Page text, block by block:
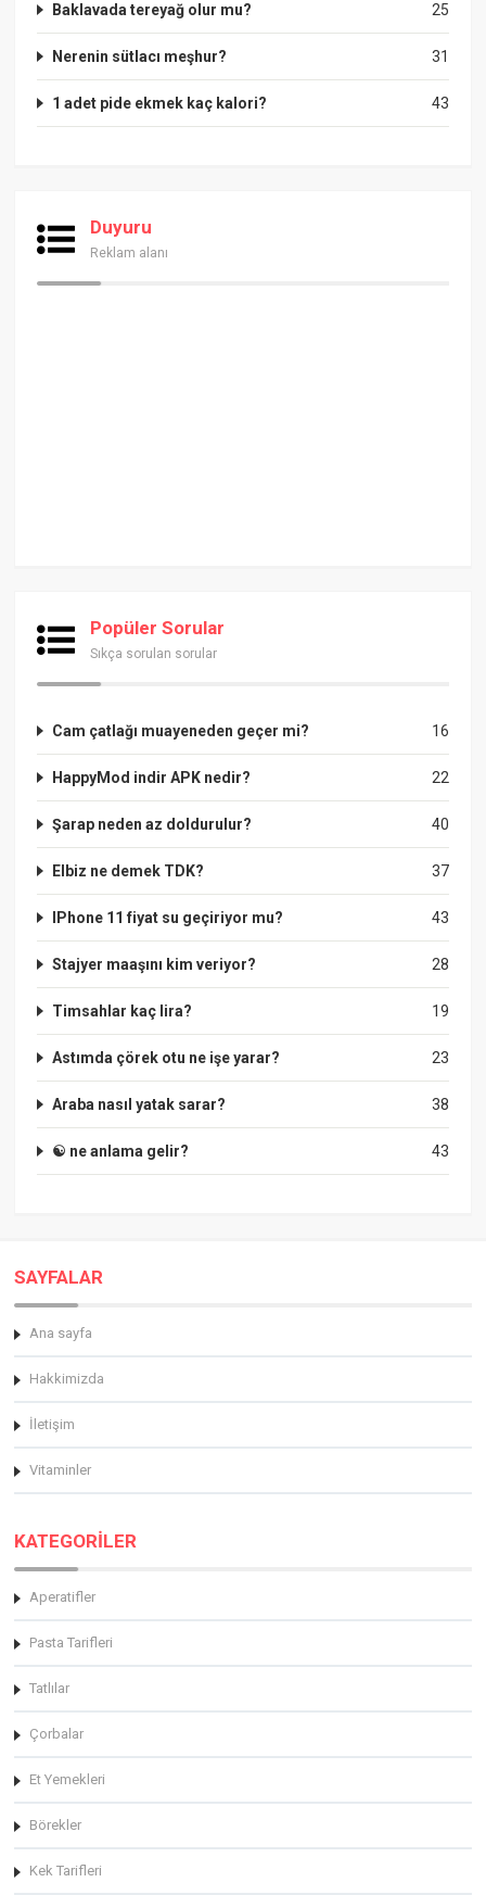
25
Baklavada tereyağ olur mu?
31
Nerenin sütlacı meşhur?
43
1 adet pide ekmek kaç kalori?
Duyuru
Reklam alanı
Popüler Sorular
Sıkça sorulan sorular
16
Cam çatlağı muayeneden geçer mi?
22
HappyMod indir APK nedir?
40
Şarap neden az doldurulur?
37
Elbiz ne demek TDK?
43
IPhone 11 fiyat su geçiriyor mu?
28
Stajyer maaşını kim veriyor?
19
Timsahlar kaç lira?
23
Astımda çörek otu ne işe yarar?
38
Araba nasıl yatak sarar?
43
☯ ne anlama gelir?
SAYFALAR
Ana sayfa
Hakkimizda
İletişim
Vitaminler
KATEGORİLER
Aperatifler
Pasta Tarifleri
Tatlılar
Çorbalar
Et Yemekleri
Börekler
Kek Tarifleri